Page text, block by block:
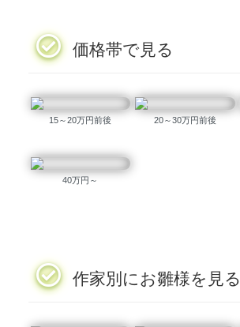
価格帯で見る
15～20万円前後 20～30万円前後
40万円～
作家別にお雛様を見る